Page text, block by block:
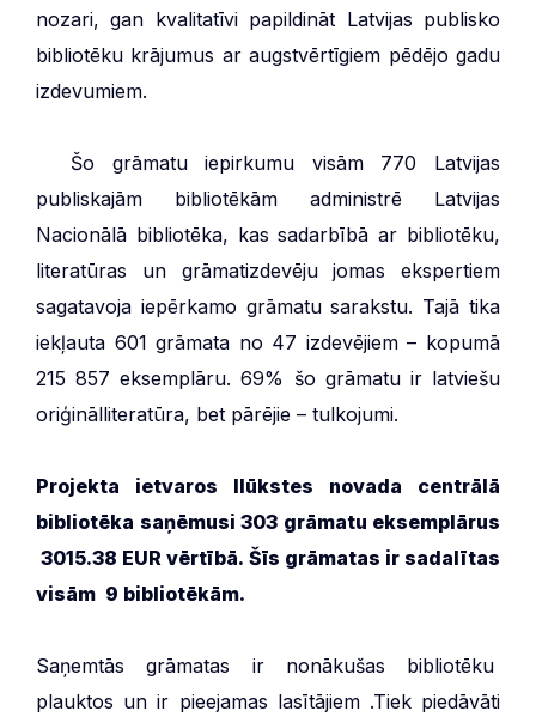
nozari, gan kvalitatīvi papildināt Latvijas publisko
bibliotēku krājumus ar augstvērtīgiem pēdējo gadu
izdevumiem.
Šo grāmatu iepirkumu visām 770 Latvijas
publiskajām bibliotēkām administrē Latvijas
Nacionālā bibliotēka, kas sadarbībā ar bibliotēku,
literatūras un grāmatizdevēju jomas ekspertiem
sagatavoja iepērkamo grāmatu sarakstu. Tajā tika
iekļauta 601 grāmata no 47 izdevējiem – kopumā
215 857 eksemplāru. 69% šo grāmatu ir latviešu
oriģinālliteratūra, bet pārējie – tulkojumi.
Projekta ietvaros Ilūkstes novada centrālā
bibliotēka saņēmusi 303 grāmatu eksemplārus
3015.38 EUR vērtībā. Šīs grāmatas ir sadalītas
visām 9 bibliotēkām.
Saņemtās grāmatas ir nonākušas bibliotēku
plauktos un ir pieejamas lasītājiem .Tiek piedāvāti